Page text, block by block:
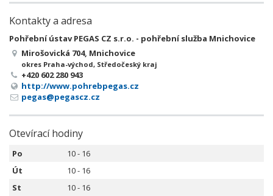
Kontakty a adresa
Pohřební ústav PEGAS CZ s.r.o. - pohřební služba Mnichovice
Mirošovická 704, Mnichovice
okres Praha-východ, Středočeský kraj
+420 602 280 943
http://www.pohrebpegas.cz
pegas@pegascz.cz
Otevírací hodiny
Po
10 - 16
Út
10 - 16
St
10 - 16